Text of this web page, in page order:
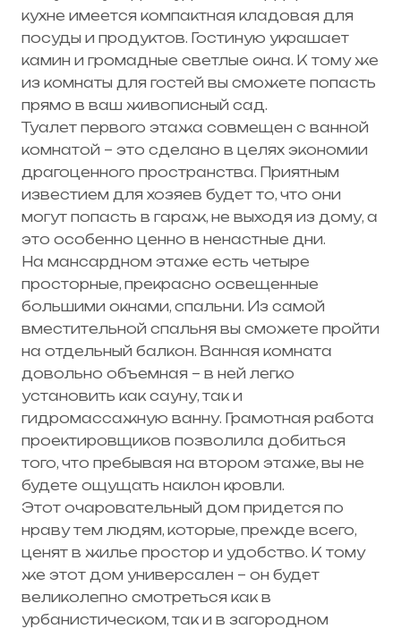
кухне имеется компактная кладовая для
посуды и продуктов. Гостиную украшает
камин и громадные светлые окна. К тому же
из комнаты для гостей вы сможете попасть
прямо в ваш живописный сад.
Туалет первого этажа совмещен с ванной
комнатой – это сделано в целях экономии
драгоценного пространства. Приятным
известием для хозяев будет то, что они
могут попасть в гараж, не выходя из дому, а
это особенно ценно в ненастные дни.
На мансардном этаже есть четыре
просторные, прекрасно освещенные
большими окнами, спальни. Из самой
вместительной спальня вы сможете пройти
на отдельный балкон. Ванная комната
довольно объемная – в ней легко
установить как сауну, так и
гидромассажную ванну. Грамотная работа
проектировщиков позволила добиться
того, что пребывая на втором этаже, вы не
будете ощущать наклон кровли.
Этот очаровательный дом придется по
нраву тем людям, которые, прежде всего,
ценят в жилье простор и удобство. К тому
же этот дом универсален – он будет
великолепно смотреться как в
урбанистическом, так и в загородном